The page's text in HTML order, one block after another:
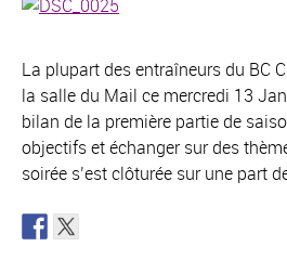
La plupart des entraîneurs du BC
la salle du Mail ce mercredi 13
bilan de la première partie de
objectifs et échanger sur des
soirée s’est clôturée sur une part